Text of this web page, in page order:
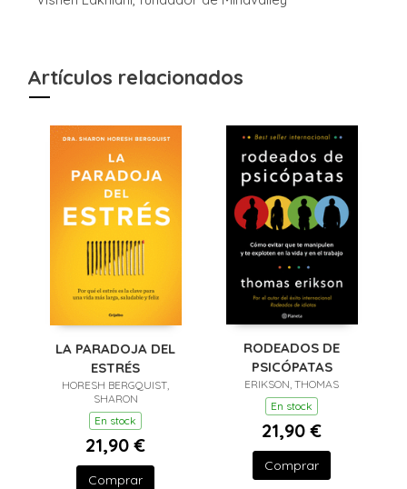
Artículos relacionados
LA PARADOJA DEL
ESTRÉS
HORESH BERGQUIST,
SHARON
En stock
21,90 €
Comprar
RODEADOS DE
PSICÓPATAS
ERIKSON, THOMAS
En stock
21,90 €
Comprar